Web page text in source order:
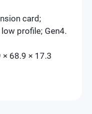
card;
profile; Gen4.
× 68.9 × 17.3